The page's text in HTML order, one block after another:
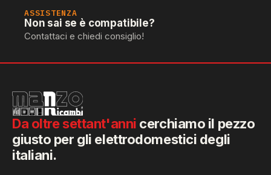
ASSISTENZA
Non sai se è compatibile?
Contattaci e chiedi consiglio!
Da oltre settant'anni cerchiamo il pezzo
giusto per gli elettrodomestici degli
italiani.